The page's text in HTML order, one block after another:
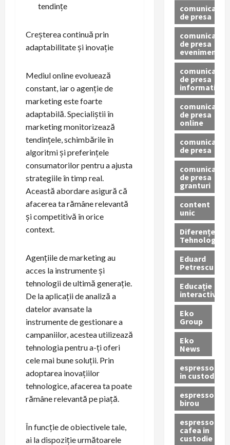
tendințe
Creșterea continuă prin
adaptabilitate și inovație
Mediul online evoluează
constant, iar o agenție de
marketing este foarte
adaptabilă. Specialiștii în
marketing monitorizează
tendințele, schimbările în
algoritmi și preferințele
consumatorilor pentru a ajusta
strategiile în timp real.
Această abordare asigură că
afacerea ta rămâne relevantă
și competitivă în orice
context.
Agențiile de marketing au
acces la instrumente și
tehnologii de ultimă generație.
De la aplicații de analiză a
datelor avansate la
instrumente de gestionare a
campaniilor, acestea utilizează
tehnologia pentru a-ți oferi
cele mai bune soluții. Prin
adoptarea inovațiilor
tehnologice, afacerea ta poate
rămâne relevantă pe piață.
În funcție de obiectivele tale,
ai la dispoziție următoarele
comunicat
de presa
comunicat
de presa
eveniment
comunicat
de presa
informativ
comunicat
de presa
online
comunicate
de presa
comunicate
de presa
granturi
content
unic
Diferențe
Tehnologice
Eduard
Petrescu
Educație
interactivă
Eko
Group
Eko
News
espressoare
in custodie
espressor
birou
espressor
cafea in
custodie